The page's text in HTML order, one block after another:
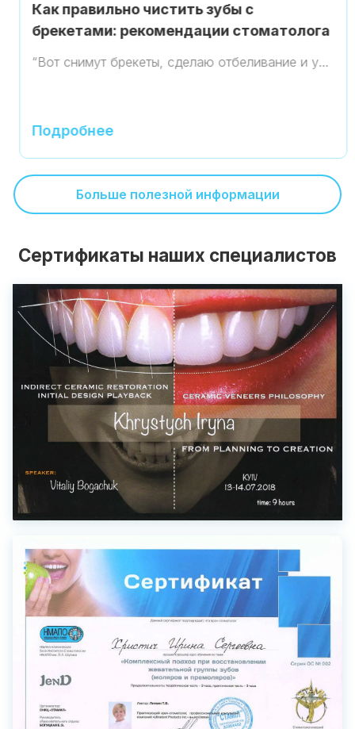
Как правильно чистить зубы с
брекетами: рекомендации стоматолога
“Вот снимут брекеты, сделаю отбеливание и у…
Подробнее
Больше полезной информации
Сертификаты наших специалистов